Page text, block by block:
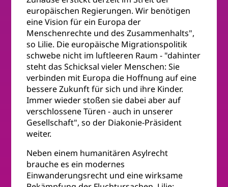
europäischen Regierungen. Wir benötigen
eine Vision für ein Europa der
Menschenrechte und des Zusammenhalts",
so Lilie. Die europäische Migrationspolitik
schwebe nicht im luftleeren Raum - "dahinter
steht das Schicksal vieler Menschen: Sie
verbinden mit Europa die Hoffnung auf eine
bessere Zukunft für sich und ihre Kinder.
Immer wieder stoßen sie dabei aber auf
verschlossene Türen - auch in unserer
Gesellschaft", so der Diakonie-Präsident
weiter.
Neben einem humanitären Asylrecht
brauche es ein modernes
Einwanderungsrecht und eine wirksame